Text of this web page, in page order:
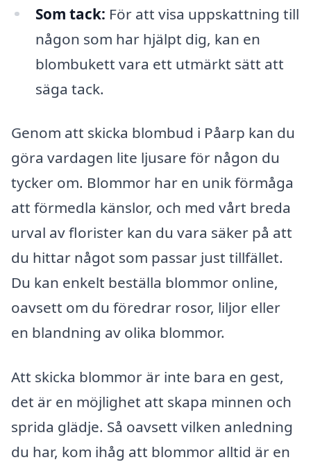
Som tack: För att visa uppskattning till
någon som har hjälpt dig, kan en
blombukett vara ett utmärkt sätt att
säga tack.
Genom att skicka blombud i Påarp kan du
göra vardagen lite ljusare för någon du
tycker om. Blommor har en unik förmåga
att förmedla känslor, och med vårt breda
urval av florister kan du vara säker på att
du hittar något som passar just tillfället.
Du kan enkelt beställa blommor online,
oavsett om du föredrar rosor, liljor eller
en blandning av olika blommor.
Att skicka blommor är inte bara en gest,
det är en möjlighet att skapa minnen och
sprida glädje. Så oavsett vilken anledning
du har, kom ihåg att blommor alltid är en